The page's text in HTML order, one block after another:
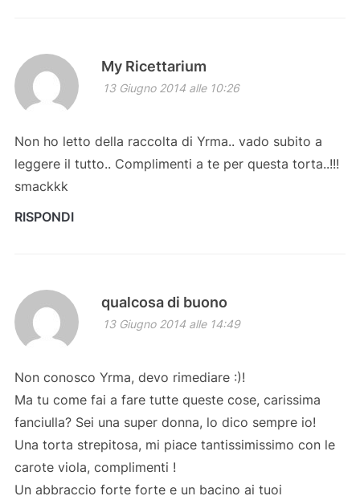
My Ricettarium
13 Giugno 2014 alle 10:26
Non ho letto della raccolta di Yrma.. vado subito a
leggere il tutto.. Complimenti a te per questa torta..!!!
smackkk
RISPONDI
qualcosa di buono
13 Giugno 2014 alle 14:49
Non conosco Yrma, devo rimediare :)!
Ma tu come fai a fare tutte queste cose, carissima
fanciulla? Sei una super donna, lo dico sempre io!
Una torta strepitosa, mi piace tantissimissimo con le
carote viola, complimenti !
Un abbraccio forte forte e un bacino ai tuoi